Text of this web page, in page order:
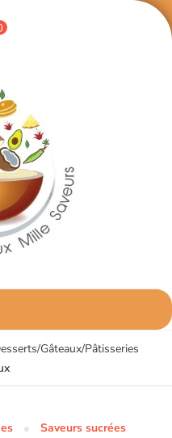
Aux
Gâteaux/Pâtisseries
Saveurs sucrées